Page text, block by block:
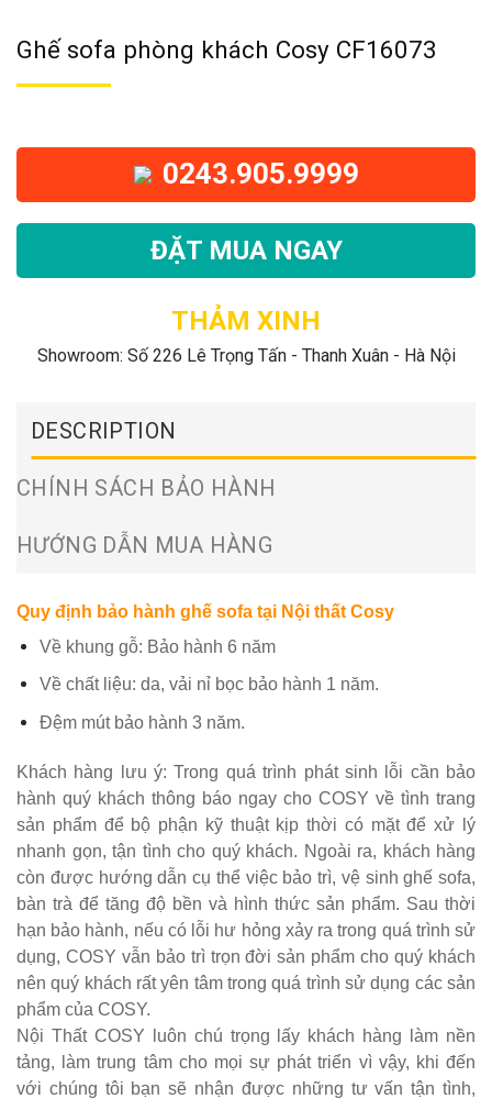
Ghế sofa phòng khách Cosy CF16073
0243.905.9999
ĐẶT MUA NGAY
THẢM XINH
Showroom: Số 226 Lê Trọng Tấn - Thanh Xuân - Hà Nội
DESCRIPTION
CHÍNH SÁCH BẢO HÀNH
HƯỚNG DẪN MUA HÀNG
Quy định bảo hành ghế sofa tại Nội thất Cosy
Về khung gỗ: Bảo hành 6 năm
Về chất liệu: da, vải nỉ bọc bảo hành 1 năm.
Đệm mút bảo hành 3 năm.
Khách hàng lưu ý: Trong quá trình phát sinh lỗi cần bảo
hành quý khách thông báo ngay cho COSY về tình trang
sản phẩm để bộ phận kỹ thuật kịp thời có mặt để xử lý
nhanh gọn, tận tình cho quý khách. Ngoài ra, khách hàng
còn được hướng dẫn cụ thể việc bảo trì, vệ sinh ghế sofa,
bàn trà để tăng độ bền và hình thức sản phẩm. Sau thời
hạn bảo hành, nếu có lỗi hư hỏng xảy ra trong quá trình sử
dụng, COSY vẫn bảo trì trọn đời sản phẩm cho quý khách
nên quý khách rất yên tâm trong quá trình sử dụng các sản
phẩm của COSY.
Nội Thất COSY luôn chú trọng lấy khách hàng làm nền
tảng, làm trung tâm cho mọi sự phát triển vì vậy, khi đến
với chúng tôi bạn sẽ nhận được những tư vấn tận tình,